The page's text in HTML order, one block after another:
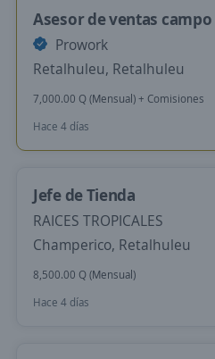
Asesor de ventas campo
Prowork
Retalhuleu, Retalhuleu
7,000.00 Q (Mensual) + Comisiones
Hace 4 días
Jefe de Tienda
RAICES TROPICALES
Champerico, Retalhuleu
8,500.00 Q (Mensual)
Hace 4 días